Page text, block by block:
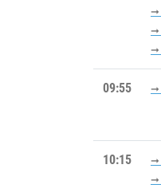
09:55
10:15